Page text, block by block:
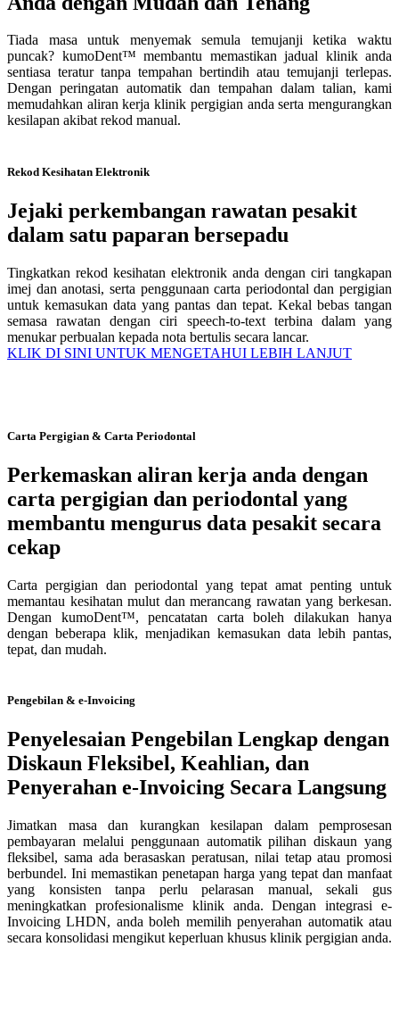
Tiada masa untuk menyemak semula temujanji ketika waktu
puncak? kumoDent™ membantu memastikan jadual klinik anda
sentiasa teratur tanpa tempahan bertindih atau temujanji terlepas.
Dengan peringatan automatik dan tempahan dalam talian, kami
memudahkan aliran kerja klinik pergigian anda serta mengurangkan
kesilapan akibat rekod manual.
Rekod Kesihatan Elektronik
Jejaki perkembangan rawatan pesakit
dalam satu paparan bersepadu
Tingkatkan rekod kesihatan elektronik anda dengan ciri tangkapan
imej dan anotasi, serta penggunaan carta periodontal dan pergigian
untuk kemasukan data yang pantas dan tepat. Kekal bebas tangan
semasa rawatan dengan ciri speech-to-text terbina dalam yang
menukar perbualan kepada nota bertulis secara lancar.
KLIK DI SINI UNTUK MENGETAHUI LEBIH LANJUT
Carta Pergigian & Carta Periodontal
Perkemaskan aliran kerja anda dengan
carta pergigian dan periodontal yang
membantu mengurus data pesakit secara
cekap
Carta pergigian dan periodontal yang tepat amat penting untuk
memantau kesihatan mulut dan merancang rawatan yang berkesan.
Dengan kumoDent™, pencatatan carta boleh dilakukan hanya
dengan beberapa klik, menjadikan kemasukan data lebih pantas,
tepat, dan mudah.
Pengebilan & e-Invoicing
Penyelesaian Pengebilan Lengkap dengan
Diskaun Fleksibel, Keahlian, dan
Penyerahan e-Invoicing Secara Langsung
Jimatkan masa dan kurangkan kesilapan dalam pemprosesan
pembayaran melalui penggunaan automatik pilihan diskaun yang
fleksibel, sama ada berasaskan peratusan, nilai tetap atau promosi
berbundel. Ini memastikan penetapan harga yang tepat dan manfaat
yang konsisten tanpa perlu pelarasan manual, sekali gus
meningkatkan profesionalisme klinik anda. Dengan integrasi e-
Invoicing LHDN, anda boleh memilih penyerahan automatik atau
secara konsolidasi mengikut keperluan khusus klinik pergigian anda.